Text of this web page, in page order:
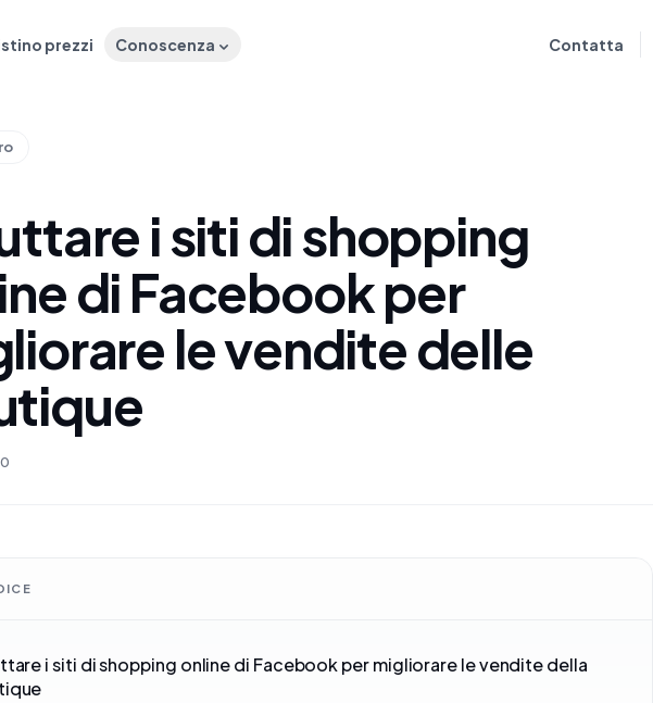
prezzi Conoscenza Contatta
i siti di shopping
di Facebook per
le vendite delle
i siti di shopping online di Facebook per migliorare le vendite della